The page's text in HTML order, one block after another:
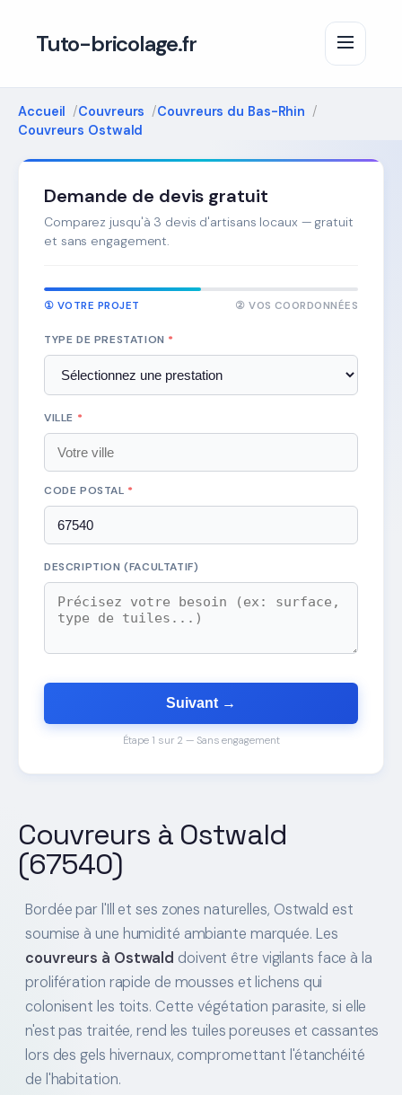
Tuto-bricolage.fr
Accueil Couvreurs
Couvreurs du Bas-Rhin
Couvreurs Ostwald
Couvreurs à Ostwald
(67540)
Bordée par l'Ill et ses zones naturelles, Ostwald est
soumise à une humidité ambiante marquée. Les
couvreurs à Ostwald doivent être vigilants face à la
prolifération rapide de mousses et lichens qui
colonisent les toits. Cette végétation parasite, si elle
n'est pas traitée, rend les tuiles poreuses et cassantes
lors des gels hivernaux, compromettant l'étanchéité
de l'habitation.
Demande de devis gratuit
Comparez jusqu'à 3 devis d'artisans locaux — gratuit
et sans engagement.
① VOTRE PROJET ② VOS COORDONNÉES
TYPE DE PRESTATION *
VILLE *
CODE POSTAL *
DESCRIPTION (FACULTATIF)
Suivant →
Étape 1 sur 2 — Sans engagement